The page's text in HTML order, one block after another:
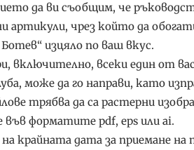
да ви съобщим, че
артикули, чрез който да
изцяло по ваш вкус.
включително, всеки един от
може да го направи, като
трябва да са растерни
във форматите pdf, eps или ai.
крайната дата за приемане